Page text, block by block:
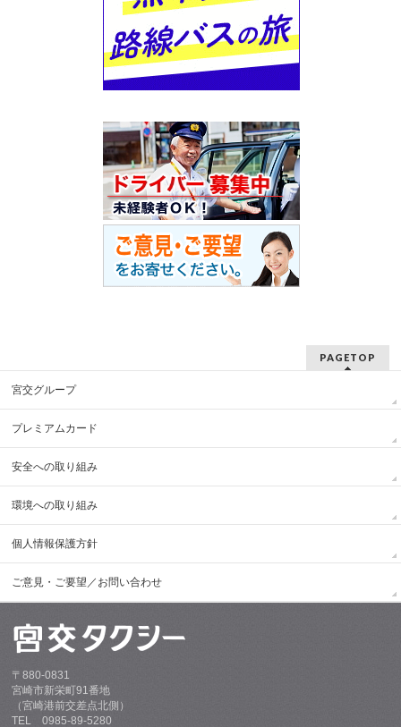
PAGETOP
宮交グループ
プレミアムカード
安全への取り組み
環境への取り組み
個人情報保護方針
ご意見・ご要望／お問い合わせ
〒880-0831
宮崎市新栄町91番地
（宮崎港前交差点北側）
TEL 0985-89-5280